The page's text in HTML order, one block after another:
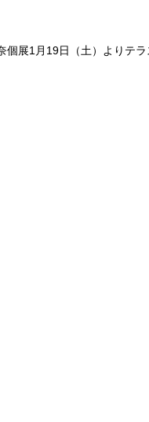
展1月19日（土）よりテラ